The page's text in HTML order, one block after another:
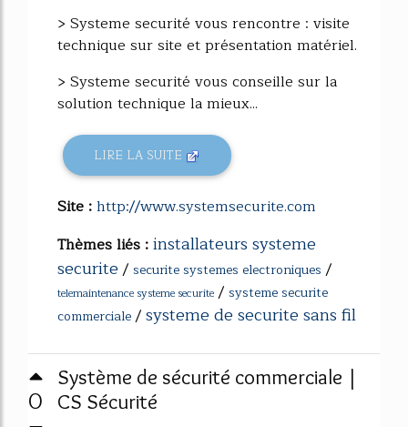
> Systeme securité vous rencontre : visite
technique sur site et présentation matériel.
> Systeme securité vous conseille sur la
solution technique la mieux...
LIRE LA SUITE
Site :http://www.systemsecurite.com
Thèmes liés :installateurs systeme
securite/ securite systemes electroniques /
telemaintenance systeme securite / systeme securite
commerciale/systeme de securite sans fil
0
Système de sécurité commerciale |
CS Sécurité